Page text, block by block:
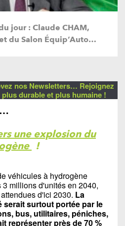
jour : Claude CHAM,
du Salon Équip’Auto…
nos Newsletters… Rejoignez
durable et plus humaine !
une explosion du
!
véhicules à hydrogène
millions d'unités en 2040,
d'ici 2030. La
surtout portée par le
bus, utilitaires, péniches,
représenter près de 70 %